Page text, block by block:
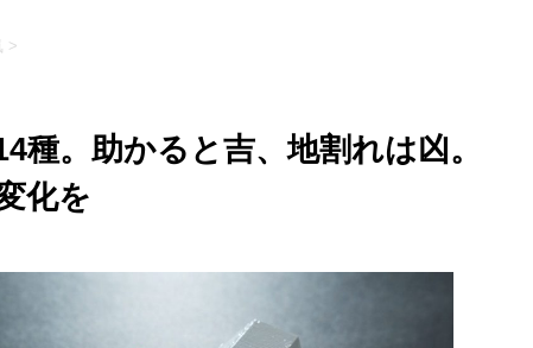
>
種。助かると吉、地割れは凶。
化を